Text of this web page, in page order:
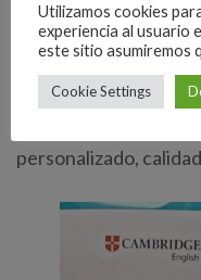
ACERCA DE…
personalizado,
Utilizamos cookies
experiencia al usuario
este sitio asumiremos
Cookie Settings